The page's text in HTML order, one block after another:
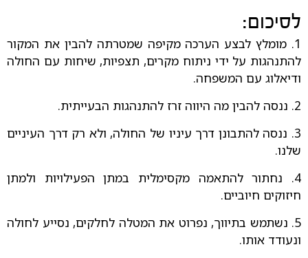
לסיכום:
1. מומלץ לבצע הערכה מקיפה שמטרתה להבין את המקור
להתנהגות על ידי ניתוח מקרים, תצפיות, שיחות עם החולה
ודיאלוג עם המשפחה.
2. ננסה להבין מה היווה זרז להתנהגות הבעייתית.
3. ננסה להתבונן דרך עיניו של החולה, ולא רק דרך העיניים
שלנו.
4. נחתור להתאמה מקסימלית במתן הפעילויות ולמתן
חיזוקים חיוביים.
5. נשתמש בתיווך, נפרוט את המטלה לחלקים, נסייע לחולה
ונעודד אותו.